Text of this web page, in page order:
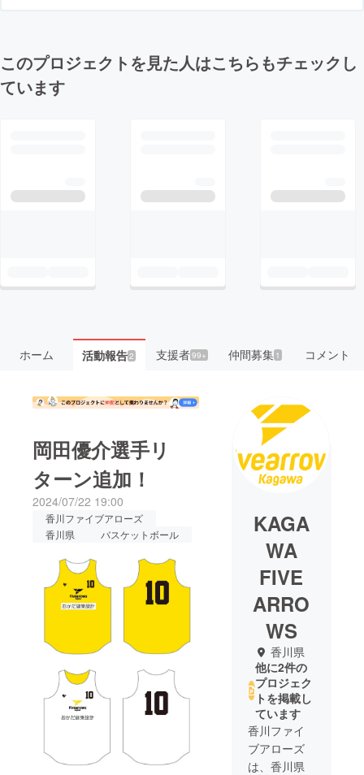
このプロジェクトを見た人はこちらもチェックし
ています
ホーム 活動報告2 支援者99+ 仲間募集 1 コメント
岡田優介選手リ
ターン追加！
2024/07/22 19:00
香川ファイブアローズ
香川県
バスケットボール
KAGA
WA
FIVE
ARRO
WS
香川県
他に2件の
プロジェク
トを掲載し
ています
香川ファイ
ブアローズ
は、香川県